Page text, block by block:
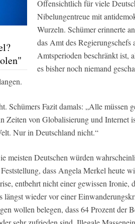
Offensichtlich für viele
Nibelungentreue mit
Wurzeln. Schümer erinnerte
das Amt des Regierungschefs
Amtsperioden beschränkt ist,
es bisher noch niemand
Schümers Fazit damals: „Alle müssen
Zeiten von Globalisierung und Internet
Nur in Deutschland nicht.“
meisten Deutschen würden
dass Angela Merkel heute
entbehrt nicht einer gewissen Ironie,
längst wieder vor einer
wollen belegen, dass 64 Prozent der